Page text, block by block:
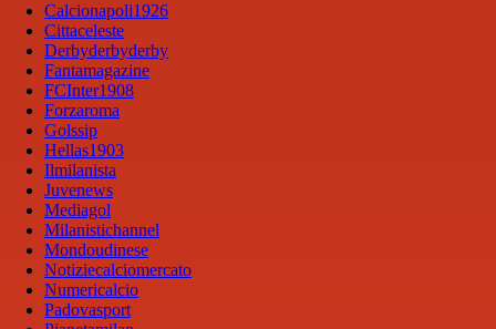
Calcionapoli1926
Cittaceleste
Derbyderbyderby
Fantamagazine
FCInter1908
Forzaroma
Golssip
Hellas1903
Ilmilanista
Juvenews
Mediagol
Milanistichannel
Mondoudinese
Notiziecalciomercato
Numericalcio
Padovasport